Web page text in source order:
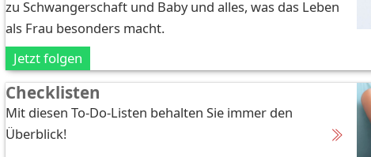
zu Schwangerschaft und Baby und alles, was das Leben
als Frau besonders macht.
Jetzt folgen
Checklisten
Mit diesen To-Do-Listen behalten Sie immer den
Überblick!